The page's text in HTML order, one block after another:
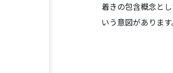
着きの包含概念と
いう意図があります